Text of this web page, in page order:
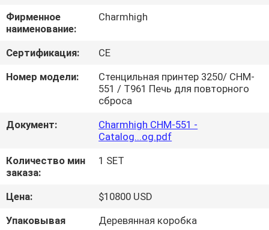
ЭКСКУРСИЯ
ПО
ЗАВОДУ
КАЧЕСТВА
СВЯЖИТЕСЬ
С
НАМИ
Фирменное
наименование:
Charmhigh
Сертификация:
CE
Номер модели:
Стенцильная принтер 3250/ CHM-
551 / T961 Печь для повторного
сброса
Документ:
Charmhigh CHM-551 -
Catalog...og.pdf
Количество мин
заказа:
1 SET
Цена:
$10800 USD
Упаковывая
Деревянная коробка